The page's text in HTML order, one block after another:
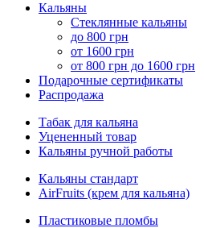
Кальяны
Стеклянные кальяны
до 800 грн
от 1600 грн
от 800 грн до 1600 грн
Подарочные сертификаты
Распродажа
Табак для кальяна
Уцененный товар
Кальяны ручной работы
Кальяны стандарт
AirFruits (крем для кальяна)
Пластиковые пломбы